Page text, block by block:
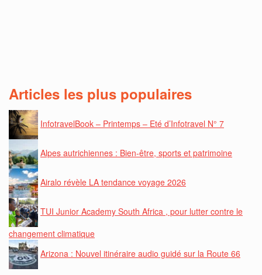
Articles les plus populaires
InfotravelBook – Printemps – Eté d’Infotravel N° 7
Alpes autrichiennes : Bien-être, sports et patrimoine
Airalo révèle LA tendance voyage 2026
TUI Junior Academy South Africa , pour lutter contre le
changement climatique
Arizona : Nouvel itinéraire audio guidé sur la Route 66